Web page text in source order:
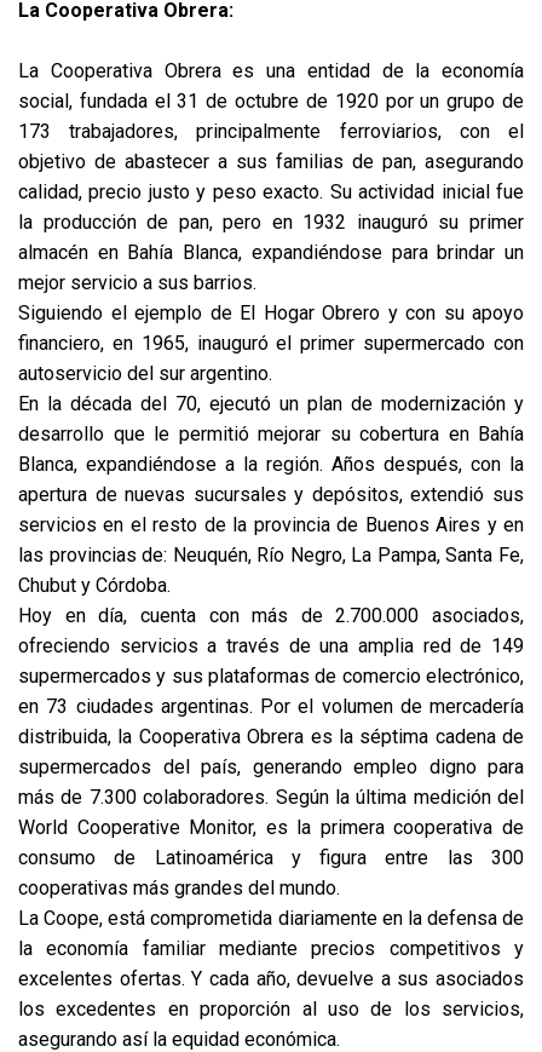
La Cooperativa Obrera:
La Cooperativa Obrera es una entidad de la economía
social, fundada el 31 de octubre de 1920 por un grupo de
173 trabajadores, principalmente ferroviarios, con el
objetivo de abastecer a sus familias de pan, asegurando
calidad, precio justo y peso exacto. Su actividad inicial fue
la producción de pan, pero en 1932 inauguró su primer
almacén en Bahía Blanca, expandiéndose para brindar un
mejor servicio a sus barrios.
Siguiendo el ejemplo de El Hogar Obrero y con su apoyo
financiero, en 1965, inauguró el primer supermercado con
autoservicio del sur argentino.
En la década del 70, ejecutó un plan de modernización y
desarrollo que le permitió mejorar su cobertura en Bahía
Blanca, expandiéndose a la región. Años después, con la
apertura de nuevas sucursales y depósitos, extendió sus
servicios en el resto de la provincia de Buenos Aires y en
las provincias de: Neuquén, Río Negro, La Pampa, Santa Fe,
Chubut y Córdoba.
Hoy en día, cuenta con más de 2.700.000 asociados,
ofreciendo servicios a través de una amplia red de 149
supermercados y sus plataformas de comercio electrónico,
en 73 ciudades argentinas. Por el volumen de mercadería
distribuida, la Cooperativa Obrera es la séptima cadena de
supermercados del país, generando empleo digno para
más de 7.300 colaboradores. Según la última medición del
World Cooperative Monitor, es la primera cooperativa de
consumo de Latinoamérica y figura entre las 300
cooperativas más grandes del mundo.
La Coope, está comprometida diariamente en la defensa de
la economía familiar mediante precios competitivos y
excelentes ofertas. Y cada año, devuelve a sus asociados
los excedentes en proporción al uso de los servicios,
asegurando así la equidad económica.